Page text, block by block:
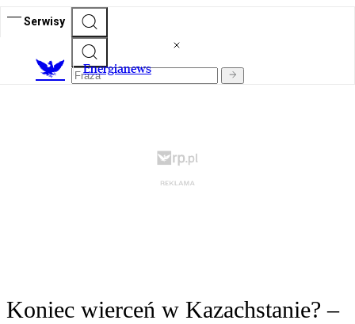
Serwisy
Energianews
Koniec wierceń w Kazachstanie? –